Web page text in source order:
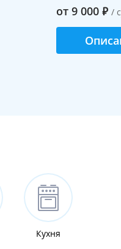
от 9 000 ₽ /
Кухня